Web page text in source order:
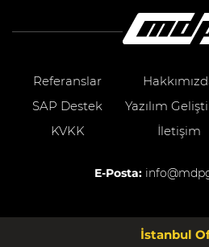
Referanslar
SAP Destek
Yazılım
KVKK
İletişim
E-Posta:
İstanbul